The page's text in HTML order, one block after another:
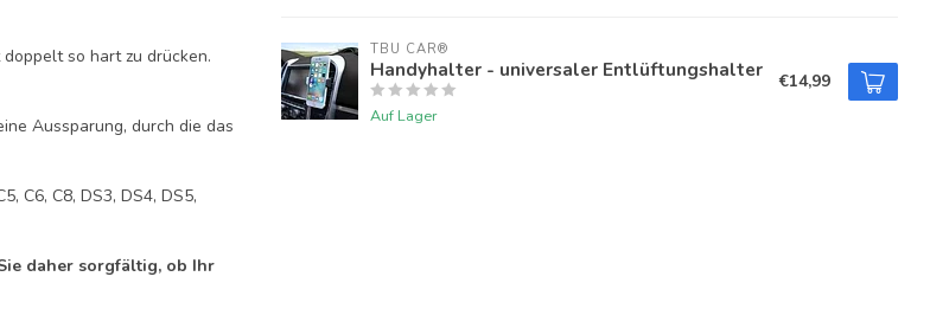
so hart zu drücken.
Aussparung, durch die das
C6, C8, DS3, DS4, DS5,
daher sorgfältig, ob Ihr
TBU CAR®
Handyhalter - universaler Entlüftungshalter
Auf Lager
€14,99